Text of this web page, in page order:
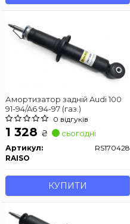
Амортизатор задній Audi 100
91-94/A6 94-97 (газ.)
0 відгуків
1 328 ₴ сьогодні
Артикул:
RS170428
RAISO
КУПИТИ